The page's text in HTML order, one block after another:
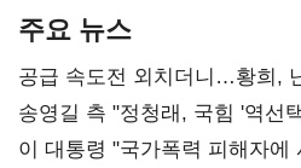
주요 뉴스
공급 속도전 외치더니…황희,
리모델링' 제안
송영길 측 "정청래, 국힘 '역선
총선 지휘 못해"
이 대통령 "국가폭력 피해자